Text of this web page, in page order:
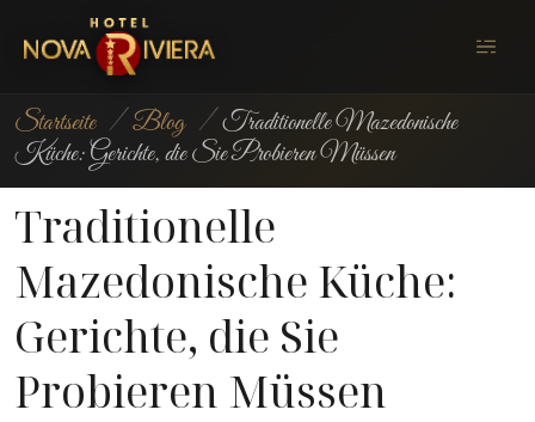
Startseite / Blog / Traditionelle Mazedonische
Küche: Gerichte, die Sie Probieren Müssen
Traditionelle
Mazedonische Küche:
Gerichte, die Sie
Probieren Müssen